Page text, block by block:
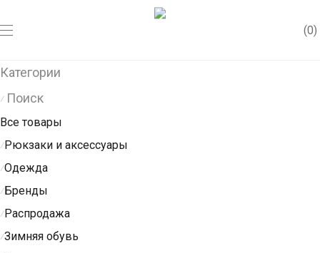
0
Категории
⁄ Поиск
Все товары
⁄Рюкзаки и аксессуары
⁄Одежда
⁄Бренды
⁄Распродажа
⁄Зимняя обувь